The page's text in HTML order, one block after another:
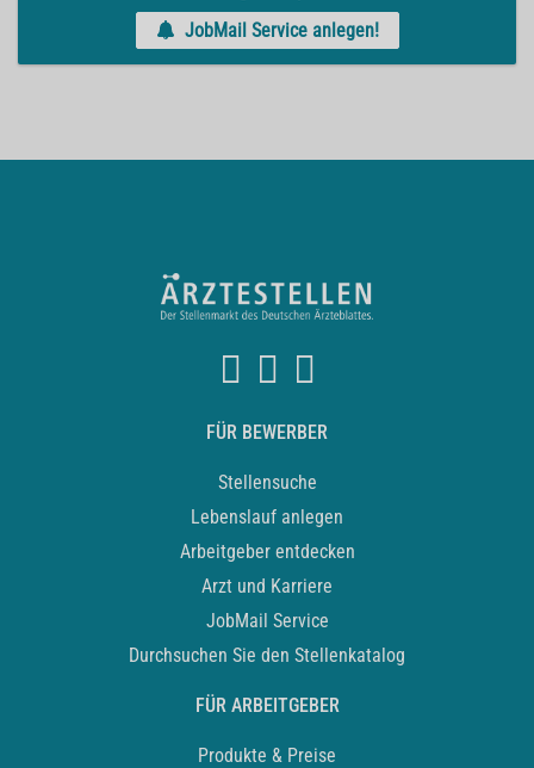
JobMail Service anlegen!
FÜR BEWERBER
Stellensuche
Lebenslauf anlegen
Arbeitgeber entdecken
Arzt und Karriere
JobMail Service
Durchsuchen Sie den Stellenkatalog
FÜR ARBEITGEBER
Produkte & Preise